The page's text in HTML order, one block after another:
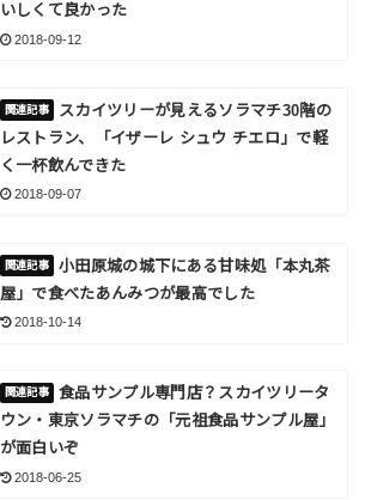
いしくて良かった
2018-09-12
スカイツリーが見えるソラマチ30階の
レストラン、「イザーレ シュウ チエロ」で軽
く一杯飲んできた
2018-09-07
小田原城の城下にある甘味処「本丸茶
屋」で食べたあんみつが最高でした
2018-10-14
食品サンプル専門店？スカイツリータ
ウン・東京ソラマチの「元祖食品サンプル屋」
が面白いぞ
2018-06-25